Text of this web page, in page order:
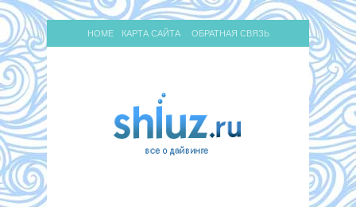
HOME КАРТА САЙТА ОБРАТНАЯ СВЯЗЬ